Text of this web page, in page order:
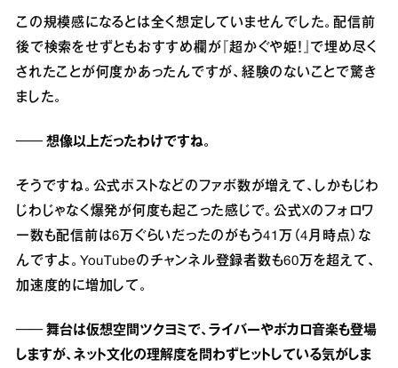
この規模感になるとは全く想定していませんでした。配信前
後で検索をせずともおすすめ欄が『超かぐや姫！』で埋め尽く
されたことが何度かあったんですが、経験のないことで驚き
ました。
── 想像以上だったわけですね。
そうですね。公式ポストなどのファボ数が増えて、しかもじわ
じわじゃなく爆発が何度も起こった感じで。公式Xのフォロワ
ー数も配信前は6万ぐらいだったのがもう41万（4月時点）な
んですよ。YouTubeのチャンネル登録者数も60万を超えて、
加速度的に増加して。
── 舞台は仮想空間ツクヨミで、ライバーやボカロ音楽も登場
しますが、ネット文化の理解度を問わずヒットしている気がしま